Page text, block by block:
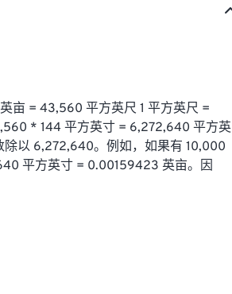
亩 = 43,560 平方英尺 1 平方英尺 =
* 144 平方英寸 = 6,272,640 平方英
以 6,272,640。例如，如果有 10,000
平方英寸 = 0.00159423 英亩。因